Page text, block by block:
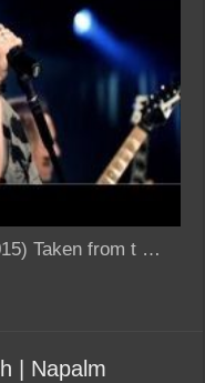
Taken from t …
| Napalm